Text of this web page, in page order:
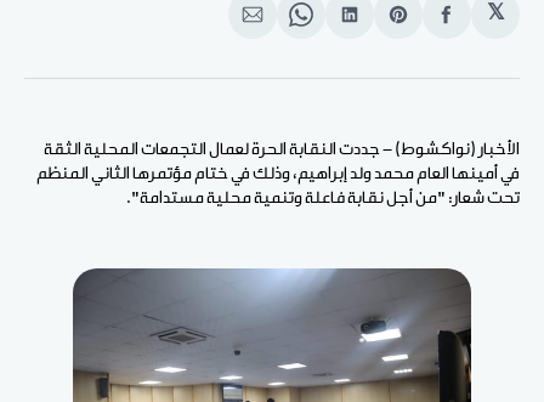
𝕏
انشر
الفيسبوك
Share
Pinterest
انشر
لينكد
Share
WhatsApp
انشر
الإيميل
الأخبار (نواكشوط) - جددت النقابة الحرة لعمال التجمعات المحلية الثقة
في أمينها العام محمد ولد إبراهيم، وذلك في ختام مؤتمرها الثاني المنظم
تحت شعار: "من أجل نقابة فاعلة وتنمية محلية مستدامة".